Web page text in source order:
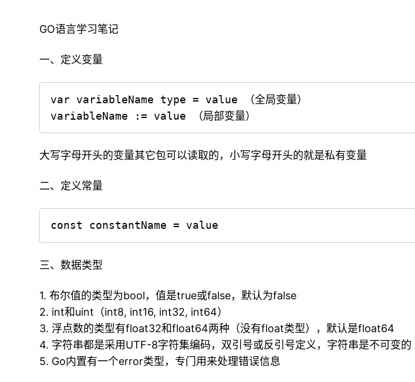
GO语言学习笔记
一、定义变量
var variableName type = value （全局变量）
variableName := value （局部变量）
大写字母开头的变量其它包可以读取的，小写字母开头的就是私有变量
二、定义常量
const constantName = value
三、数据类型
1. 布尔值的类型为bool，值是true或false，默认为false
2. int和uint（int8, int16, int32, int64）
3. 浮点数的类型有float32和float64两种（没有float类型），默认是float64
4. 字符串都是采用UTF-8字符集编码，双引号或反引号定义，字符串是不可变的
5. Go内置有一个error类型，专门用来处理错误信息